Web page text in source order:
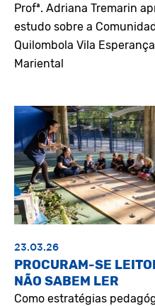
Profª. Adriana Tremarin
estudo sobre a
Quilombola Vila
Mariental
23.03.26
PROCURAM-SE
NÃO SABEM LER
Como estratégias